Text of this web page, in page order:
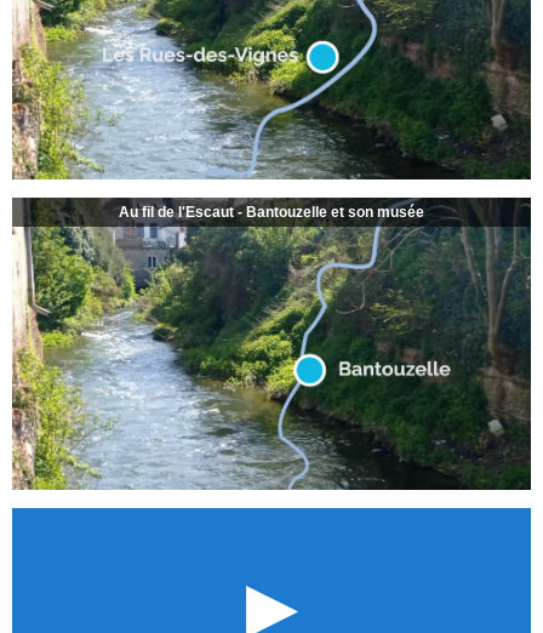
Au fil de l'Escaut - Bantouzelle et son musée
►